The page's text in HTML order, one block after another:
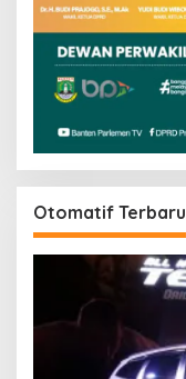
Otomatif Terbaru